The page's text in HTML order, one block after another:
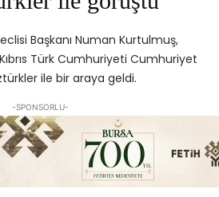
Başkanı Numan Kurtulmuş,
Türk Cumhuriyeti Cumhuriyet
ile bir araya geldi.
-SPONSORLU-